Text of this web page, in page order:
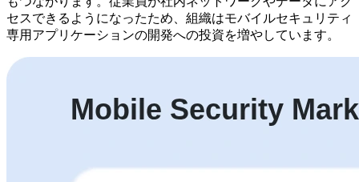
セスできるようになったため、組織はモバイルセキュリティ
専用アプリケーションの開発への投資を増やしています。